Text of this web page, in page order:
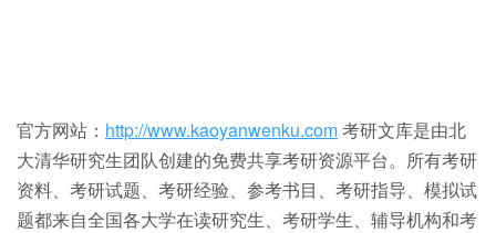
官方网站： http://www.kaoyanwenku.com考研文库是由北
大清华研究生团队创建的免费共享考研资源平台。所有考研
资料、考研试题、考研经验、参考书目、考研指导、模拟试
题都来自全国各大学在读研究生、考研学生、辅导机构和考